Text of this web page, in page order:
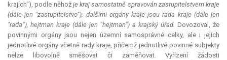
krajích“), podle něhož je kraj samostatně spravován zastupitelstvem kraje
(dále jen "zastupitelstvo“); dalšími orgány kraje jsou rada kraje (dále jen
"rada“), hejtman kraje (dále jen "hejtman“) a krajský úřad. Dovozoval, že
povinnými orgány jsou nejen územní samosprávné celky, ale i jejich
jednotlivé orgány včetně rady kraje, přičemž jednotlivé povinné subjekty
nelze libovolně směšovat či zaměňovat. Vyřízení žádosti